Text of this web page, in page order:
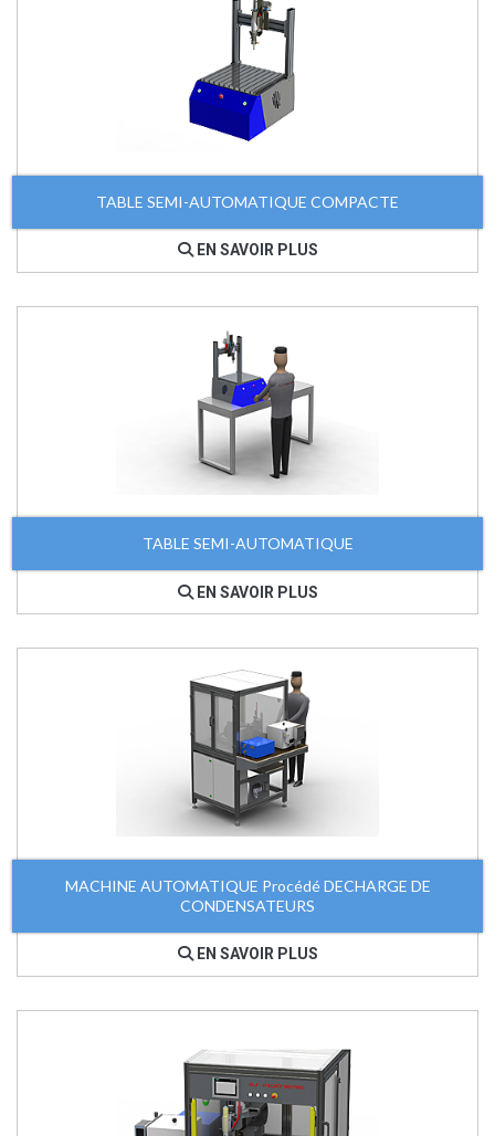
TABLE SEMI-AUTOMATIQUE COMPACTE
EN SAVOIR PLUS
TABLE SEMI-AUTOMATIQUE
EN SAVOIR PLUS
MACHINE AUTOMATIQUE Procédé DECHARGE DE
CONDENSATEURS
EN SAVOIR PLUS